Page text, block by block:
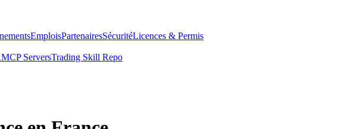
EmploisPartenairesSécuritéLicences & Permis
MCP ServersTrading Skill Repo